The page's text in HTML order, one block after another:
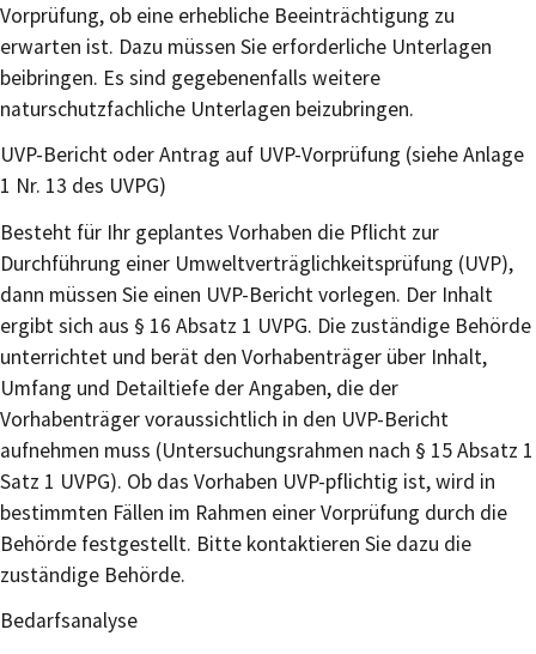
Vorprüfung, ob eine erhebliche Beeinträchtigung zu
erwarten ist. Dazu müssen Sie erforderliche Unterlagen
beibringen. Es sind gegebenenfalls weitere
naturschutzfachliche Unterlagen beizubringen.
UVP-Bericht oder Antrag auf UVP-Vorprüfung (siehe Anlage
1 Nr. 13 des UVPG)
Besteht für Ihr geplantes Vorhaben die Pflicht zur
Durchführung einer Umweltverträglichkeitsprüfung (UVP),
dann müssen Sie einen UVP-Bericht vorlegen. Der Inhalt
ergibt sich aus § 16 Absatz 1 UVPG. Die zuständige Behörde
unterrichtet und berät den Vorhabenträger über Inhalt,
Umfang und Detailtiefe der Angaben, die der
Vorhabenträger voraussichtlich in den UVP-Bericht
aufnehmen muss (Untersuchungsrahmen nach § 15 Absatz 1
Satz 1 UVPG). Ob das Vorhaben UVP-pflichtig ist, wird in
bestimmten Fällen im Rahmen einer Vorprüfung durch die
Behörde festgestellt. Bitte kontaktieren Sie dazu die
zuständige Behörde.
Bedarfsanalyse